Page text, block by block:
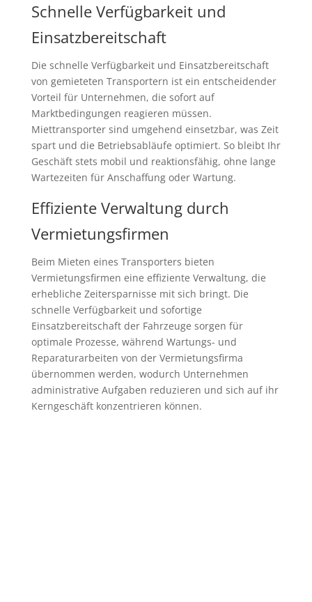
Schnelle Verfügbarkeit und
Einsatzbereitschaft
Die schnelle Verfügbarkeit und Einsatzbereitschaft
von gemieteten Transportern ist ein entscheidender
Vorteil für Unternehmen, die sofort auf
Marktbedingungen reagieren müssen.
Miettransporter sind umgehend einsetzbar, was Zeit
spart und die Betriebsabläufe optimiert. So bleibt Ihr
Geschäft stets mobil und reaktionsfähig, ohne lange
Wartezeiten für Anschaffung oder Wartung.
Effiziente Verwaltung durch
Vermietungsfirmen
Beim Mieten eines Transporters bieten
Vermietungsfirmen eine effiziente Verwaltung, die
erhebliche Zeitersparnisse mit sich bringt. Die
schnelle Verfügbarkeit und sofortige
Einsatzbereitschaft der Fahrzeuge sorgen für
optimale Prozesse, während Wartungs- und
Reparaturarbeiten von der Vermietungsfirma
übernommen werden, wodurch Unternehmen
administrative Aufgaben reduzieren und sich auf ihr
Kerngeschäft konzentrieren können.